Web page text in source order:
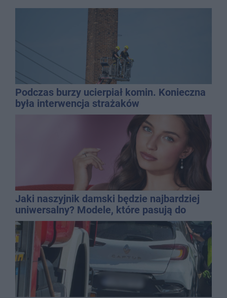
Podczas burzy ucierpiał komin. Konieczna
była interwencja strażaków
Jaki naszyjnik damski będzie najbardziej
uniwersalny? Modele, które pasują do
wielu stylizacji